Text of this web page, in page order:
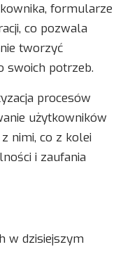
formularze
co pozwala
tworzyć
swoich potrzeb.
procesów
użytkowników
nimi, co z kolei
i zaufania
w dzisiejszym